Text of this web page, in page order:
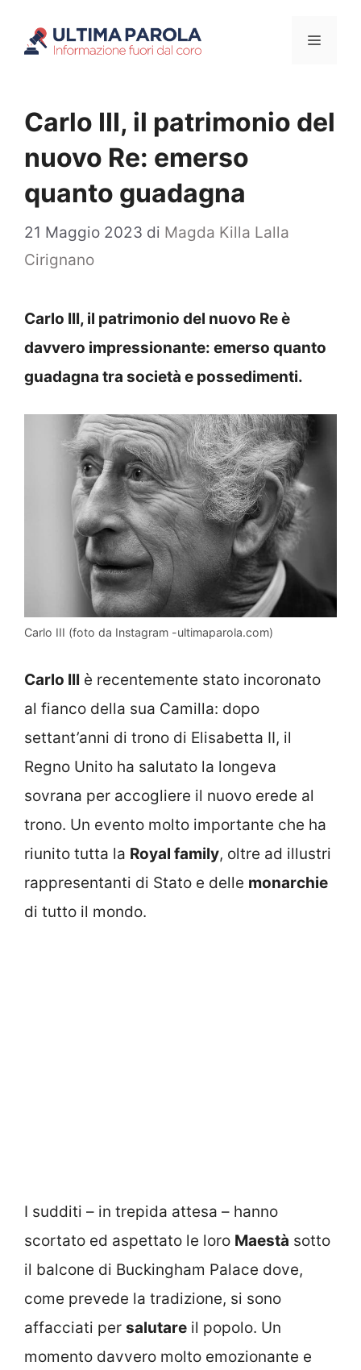
Menu
Carlo III, il patrimonio del
nuovo Re: emerso
quanto guadagna
21 Maggio 2023 di Magda Killa Lalla
Cirignano
Carlo III, il patrimonio del nuovo Re è
davvero impressionante: emerso quanto
guadagna tra società e possedimenti.
Carlo III (foto da Instagram -ultimaparola.com)
Carlo III è recentemente stato incoronato
al fianco della sua Camilla: dopo
settant’anni di trono di Elisabetta II, il
Regno Unito ha salutato la longeva
sovrana per accogliere il nuovo erede al
trono. Un evento molto importante che ha
riunito tutta la Royal family, oltre ad illustri
rappresentanti di Stato e delle monarchie
di tutto il mondo.
I sudditi – in trepida attesa – hanno
scortato ed aspettato le loro Maestà sotto
il balcone di Buckingham Palace dove,
come prevede la tradizione, si sono
affacciati per salutare il popolo. Un
momento davvero molto emozionante e